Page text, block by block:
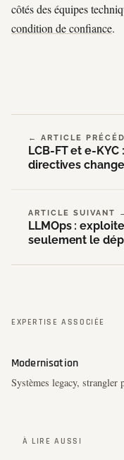
côtés des équipes
condition de confiance.
← ARTICLE
LCB-FT et e-
directives
ARTICLE SUIVANT
LLMOps :
seulement le
EXPERTISE ASSOCIÉE
Modernisation
Systèmes legacy,
À LIRE AUSSI